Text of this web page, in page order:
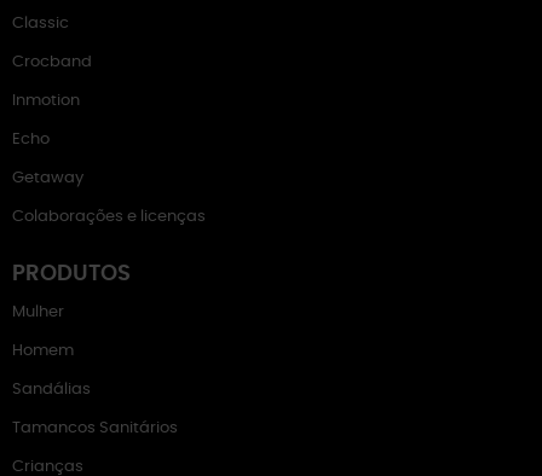
Classic
Crocband
Inmotion
Echo
Getaway
Colaborações e licenças
PRODUTOS
Mulher
Homem
Sandálias
Tamancos Sanitários
Crianças